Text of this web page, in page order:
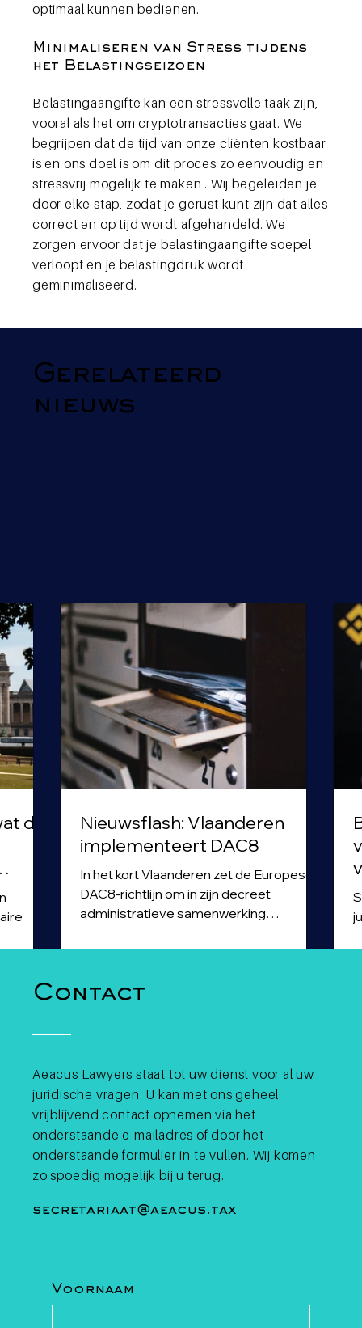
optimaal kunnen bedienen.
Minimaliseren van Stress tijdens
het Belastingseizoen
Belastingaangifte kan een stressvolle taak zijn,
vooral als het om cryptotransacties gaat. We
begrijpen dat de tijd van onze cliënten kostbaar
is en ons doel is om dit proces zo eenvoudig en
stressvrij mogelijk te maken . Wij begeleiden je
door elke stap, zodat je gerust kunt zijn dat alles
correct en op tijd wordt afgehandeld. We
zorgen ervoor dat je belastingaangifte soepel
verloopt en je belastingdruk wordt
geminimaliseerd.
Gerelateerd
nieuws
de
was
is
Nieuwsflash: Vlaanderen
implementeert DAC8
In het kort Vlaanderen zet de Europese
DAC8-richtlijn om in zijn decreet
administratieve samenwerking
rapportageverplichting voor
materie, maar het decreet breidt de
levensverzekeringen en rulings van
natuurlijke personen boven 1,5 miljoen
euro of over de fiscale woonplaats, en
verfijnt daarnaast de meldingspli
Contact
Aeacus Lawyers staat tot uw dienst voor al uw
juridische vragen. U kan met ons geheel
vrijblijvend contact opnemen via het
onderstaande e-mailadres of door het
onderstaande formulier in te vullen. Wij komen
zo spoedig mogelijk bij u terug.
secretariaat@aeacus.tax
Voornaam